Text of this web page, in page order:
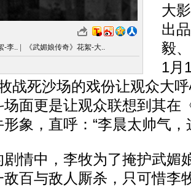
-李.. 《武媚娘传奇》花絮-大..
大
出
毅、
1月
战死沙场的戏份让观众大
面更是让观众联想到其在
象，直呼：“李晨太帅气，
中，李牧为了掩护武媚
百与敌人厮杀，只可惜李